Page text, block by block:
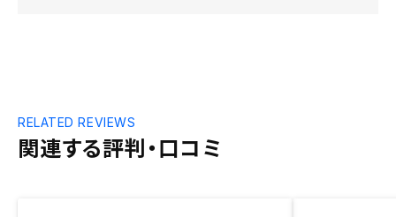
関連する評判・口コミ
RELATED REVIEWS